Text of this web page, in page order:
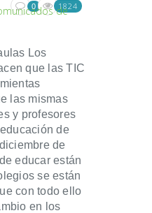
de
0 1824
Los
que las TIC
las mismas
y profesores
de
de
educar están
se están
con todo ello
en los